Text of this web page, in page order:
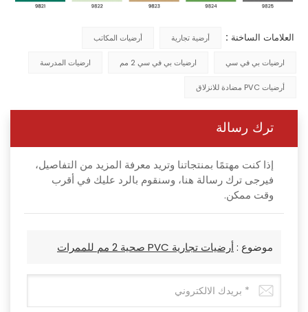
العلامات الساخنة : أرضية تجارية أرضيات المكاتب
ارضيات بي في سي ارضيات بي في سي 2 مم ارضيات المدرسة
أرضيات PVC مضادة للانزلاق
ترك رسالة
إذا كنت مهتمًا بمنتجاتنا وتريد معرفة المزيد من التفاصيل،
فيرجى ترك رسالة هنا، وسنقوم بالرد عليك في أقرب
وقت ممكن.
موضوع :أرضيات تجارية PVC صحية 2 مم للممرات